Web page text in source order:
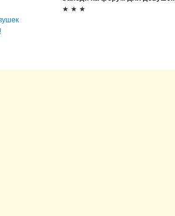
★ ★ ★